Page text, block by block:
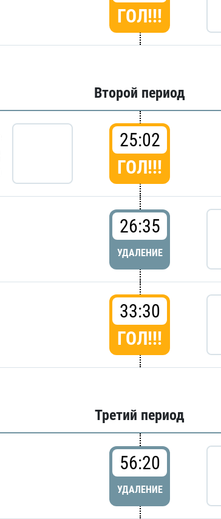
ГОЛ!!!
Второй период
25:02
ГОЛ!!!
26:35
УДАЛЕНИЕ
33:30
ГОЛ!!!
Третий период
56:20
УДАЛЕНИЕ